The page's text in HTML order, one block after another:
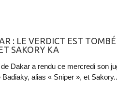
: LE VERDICT EST TOMBÉ
SAKORY KA
Dakar a rendu ce mercredi son
Badiaky, alias « Sniper », et